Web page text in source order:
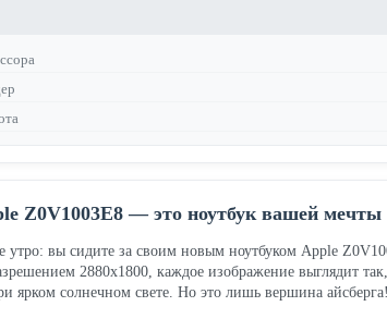
Z0V1003E8 — это ноутбук вашей мечты
утро: вы сидите за своим новым ноутбуком Apple
2880x1800, каждое изображение выглядит
ярком солнечном свете. Но это лишь вершина айсберга!